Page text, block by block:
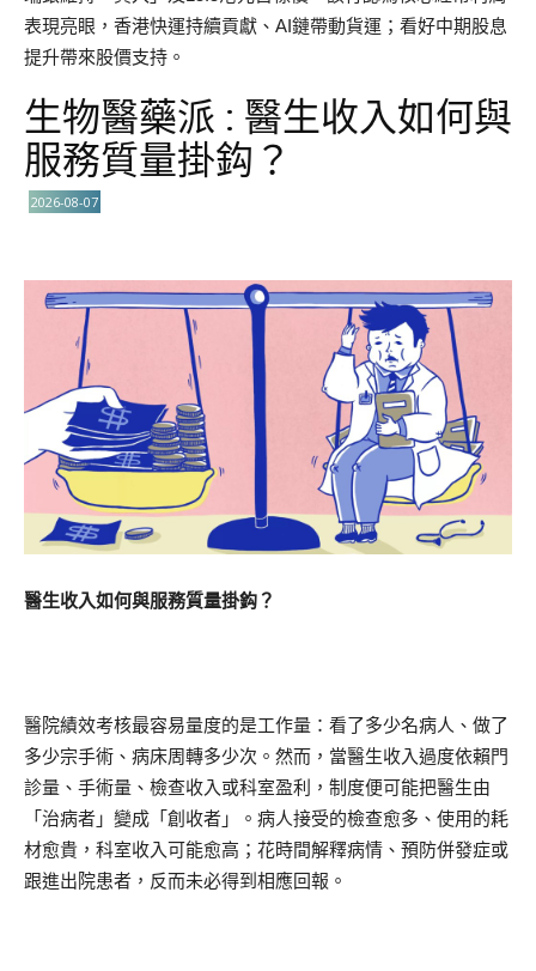
表現亮眼，香港快運持續貢獻、AI鏈帶動貨運；看好中期股息
提升帶來股價支持。
生物醫藥派 : 醫生收入如何與
服務質量掛鈎？
2026-08-07
醫生收入如何與服務質量掛鈎？
醫院績效考核最容易量度的是工作量：看了多少名病人、做了
多少宗手術、病床周轉多少次。然而，當醫生收入過度依賴門
診量、手術量、檢查收入或科室盈利，制度便可能把醫生由
「治病者」變成「創收者」。病人接受的檢查愈多、使用的耗
材愈貴，科室收入可能愈高；花時間解釋病情、預防併發症或
跟進出院患者，反而未必得到相應回報。